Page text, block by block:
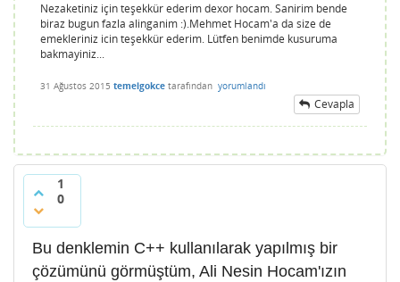
Nezaketiniz için teşekkür ederim dexor hocam. Sanirim bende
biraz bugun fazla alinganim :).Mehmet Hocam'a da size de
emekleriniz icin teşekkür ederim. Lütfen benimde kusuruma
bakmayiniz...
31 Ağustos 2015 temelgokce tarafından yorumlandı
Cevapla
1
0
Bu denklemin C++ kullanılarak yapılmış bir
çözümünü görmüştüm, Ali Nesin Hocam'ızın